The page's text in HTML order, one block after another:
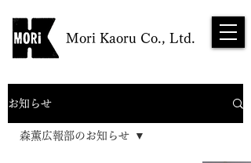
Mori Kaoru Co., Ltd.
お知らせ
森薫広報部のお知らせ